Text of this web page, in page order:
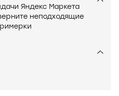
Яндекс Маркета
неподходящие